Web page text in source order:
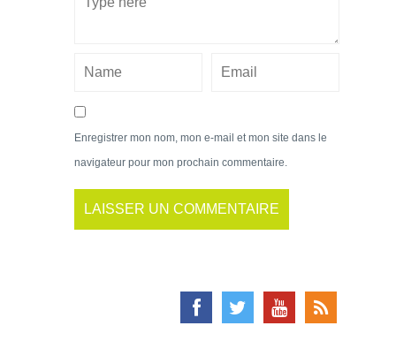
Enregistrer mon nom, mon e-mail et mon site dans le
navigateur pour mon prochain commentaire.